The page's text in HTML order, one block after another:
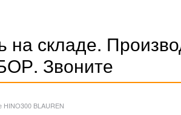
на складе.
Звоните
HINO300 BLAUREN